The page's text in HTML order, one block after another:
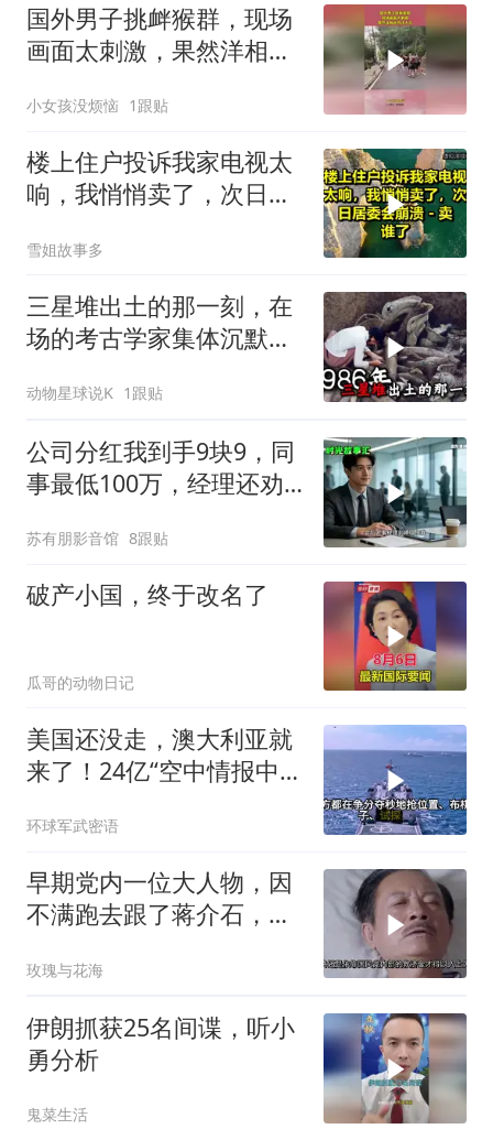
国外男子挑衅猴群，现场
画面太刺激，果然洋相还
小女孩没烦恼 1跟贴
楼上住户投诉我家电视太
响，我悄悄卖了，次日居
雪姐故事多
三星堆出土的那一刻，在
场的考古学家集体沉默
动物星球说K 1跟贴
公司分红我到手9块9，同
事最低100万，经理还劝
苏有朋影音馆 8跟贴
破产小国，终于改名了
瓜哥的动物日记
美国还没走，澳大利亚就
来了！24亿“空中情报中
环球军武密语
早期党内一位大人物，因
不满跑去跟了蒋介石，不
玫瑰与花海
伊朗抓获25名间谍，听小
勇分析
鬼菜生活